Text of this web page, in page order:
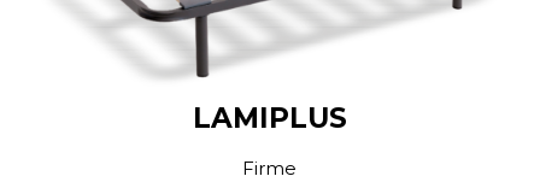
LAMIPLUS
Firme